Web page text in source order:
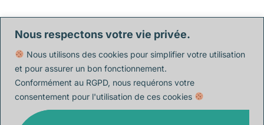
Nous respectons votre vie privée.
Nous utilisons des cookies pour simplifier votre utilisation
et pour assurer un bon fonctionnement.
Conformément au RGPD, nous requérons votre
consentement pour l'utilisation de ces cookies